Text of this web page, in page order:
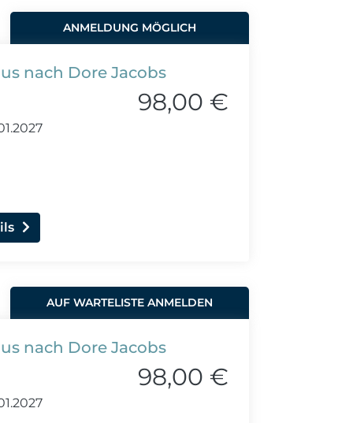
ANMELDUNG MÖGLICH
nach Dore Jacobs
98,00 €
AUF WARTELISTE ANMELDEN
nach Dore Jacobs
98,00 €